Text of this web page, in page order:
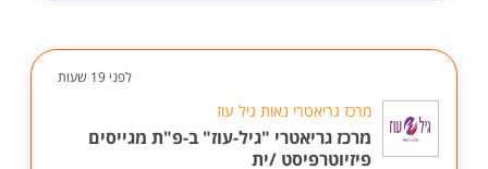
לפני 19 שעות
מרכז גריאטרי נאות גיל עוז
מרכז גריאטרי "גיל-עוז" ב-פ"ת מגייסים
פיזיוטרפיסט /ית